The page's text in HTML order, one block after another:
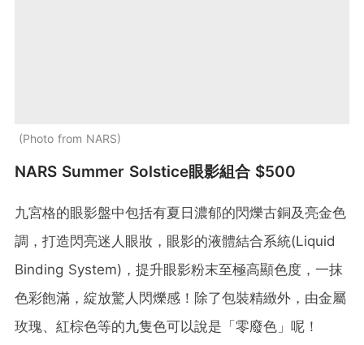
Photo from NARS
NARS Summer Solstice眼影組合 $500
九宮格的眼影盤中包括有夏日濃郁的閃爍古銅及亮金色
調，打造閃亮迷人眼妝，眼影的液體結合系統(Liquid
Binding System)，提升眼影粉末至極高顯色度，一抹
色彩飽滿，綻放驚人閃爍感！除了包裝精緻外，由金屬
玫瑰、紅棕色等的九隻色可以說是「零廢色」呢！